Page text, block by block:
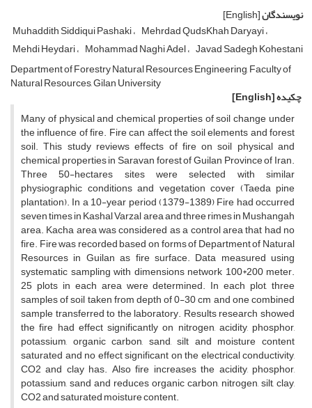
نویسندگان[English]
Muhaddith Siddiqui Pashaki Mehrdad QudsKhah Daryayi
Mehdi Heydari Mohammad Naghi Adel Javad Sadegh Kohestani
Department of Forestry Natural Resources Engineering, Faculty of
Natural Resources, Gilan University
چکیده[English]
Many of physical and chemical properties of soil change under
the influence of fire. Fire can affect the soil elements and forest
soil. This study reviews effects of fire on soil physical and
chemical properties in Saravan forest of Guilan Province of Iran.
Three 50-hectares sites were selected with similar
physiographic conditions and vegetation cover (Taeda pine
plantation). In a 10-year period (1379-1389) Fire had occurred
seven times in Kashal Varzal area and three rimes in Mushangah
area. Kacha area was considered as a control area that had no
fire. Fire was recorded based on forms of Department of Natural
Resources in Guilan as fire surface. Data measured using
systematic sampling with dimensions network 100*200 meter.
25 plots in each area were determined. In each plot, three
samples of soil taken from depth of 0-30 cm and one combined
sample transferred to the laboratory. Results research showed
the fire had effect significantly on nitrogen, acidity, phosphor,
potassium, organic carbon, sand, silt and moisture content
saturated and no effect significant on the electrical conductivity,
CO2 and clay has. Also fire increases the acidity, phosphor,
potassium, sand and reduces organic carbon, nitrogen, silt, clay,
CO2 and saturated moisture content.